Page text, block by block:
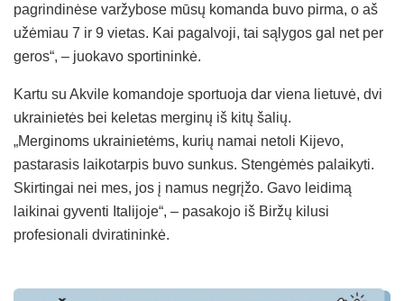
pagrindinėse varžybose mūsų komanda buvo pirma, o aš
užėmiau 7 ir 9 vietas. Kai pagalvoji, tai sąlygos gal net per
geros“, – juokavo sportininkė.
Kartu su Akvile komandoje sportuoja dar viena lietuvė, dvi
ukrainietės bei keletas merginų iš kitų šalių.
„Merginoms ukrainietėms, kurių namai netoli Kijevo,
pastarasis laikotarpis buvo sunkus. Stengėmės palaikyti.
Skirtingai nei mes, jos į namus negrįžo. Gavo leidimą
laikinai gyventi Italijoje“, – pasakojo iš Biržų kilusi
profesionali dviratininkė.